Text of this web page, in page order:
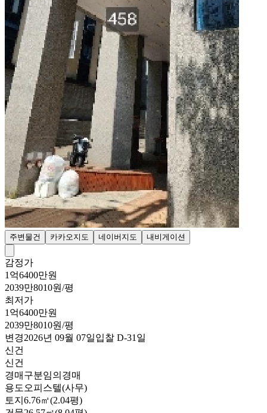
주변물건 카카오지도 네이버지도 내비게이션
감정가
1억6400만원
2039만8010원/평
최저가
1억6400만원
2039만8010원/평
변경2026년 09월 07일입찰 D-31 일
신건
신건
경매구분임의경매
용도 오피스텔(사무)
토지 6.76㎡(2.04평)